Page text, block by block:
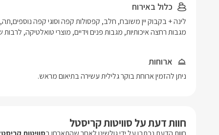
כלול באירוח
מגבות רחצה איכותיות, מגבות פנים וידיים, מוצרי טואלטיקה,
ארוחות
ניתן להזמין ארוחת בוקר גלילית עשירה בתיאום מראש.
חוות דעת על סוויטות קריסטל